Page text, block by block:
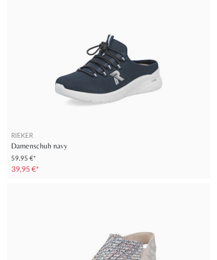
RIEKER
Damenschuh navy
59,95 €*
39,95 €*